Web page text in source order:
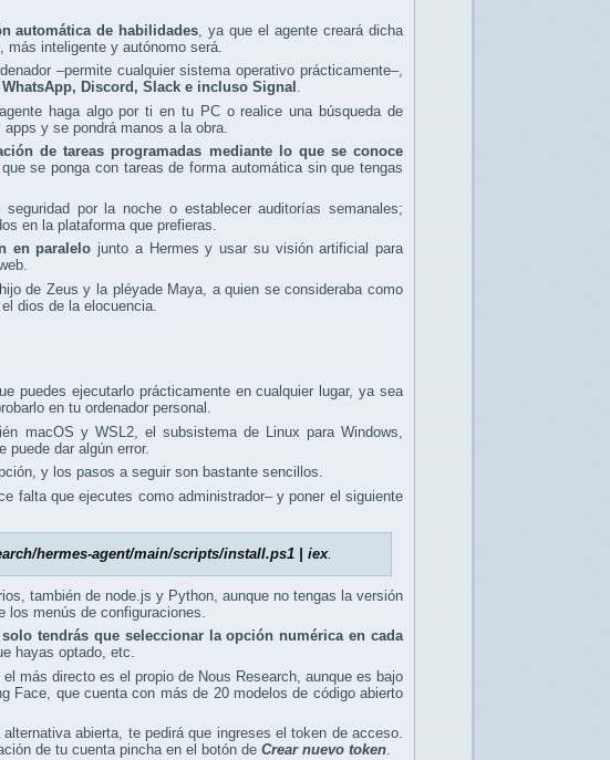
automática de habilidades , ya que el agente creará dicha
inteligente y autónomo será.
–permite cualquier sistema operativo prácticamente–,
Discord, Slack e incluso Signal .
haga algo por ti en tu PC o realice una búsqueda de
y se pondrá manos a la obra.
de tareas programadas mediante lo que se conoce
se ponga con tareas de forma automática sin que tengas
por la noche o establecer auditorías semanales;
en la plataforma que prefieras.
en paralelo junto a Hermes y usar su visión artificial para
de Zeus y la pléyade Maya, a quien se consideraba como
dios de la elocuencia.
puedes ejecutarlo prácticamente en cualquier lugar, ya sea
en tu ordenador personal.
macOS y WSL2, el subsistema de Linux para Windows,
dar algún error.
y los pasos a seguir son bastante sencillos.
falta que ejecutes como administrador– y poner el siguiente
hermes-agent/main/scripts/install.ps1 | iex.
también de node.js y Python, aunque no tengas la versión
menús de configuraciones.
solo tendrás que seleccionar la opción numérica en cada
hayas optado, etc.
más directo es el propio de Nous Research, aunque es bajo
Face, que cuenta con más de 20 modelos de código abierto
abierta, te pedirá que ingreses el token de acceso.
de tu cuenta pincha en el botón de Crear nuevo token.